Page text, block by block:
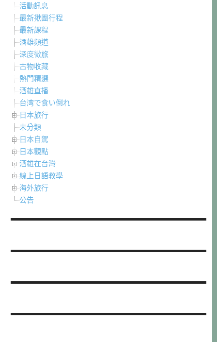
活動訊息
最新揪團行程
最新課程
酒雄頻道
深度微旅
古物收藏
熱門精選
酒雄直播
台湾で食い倒れ
日本旅行
未分類
日本自駕
日本觀點
酒雄在台灣
線上日語教學
海外旅行
公告